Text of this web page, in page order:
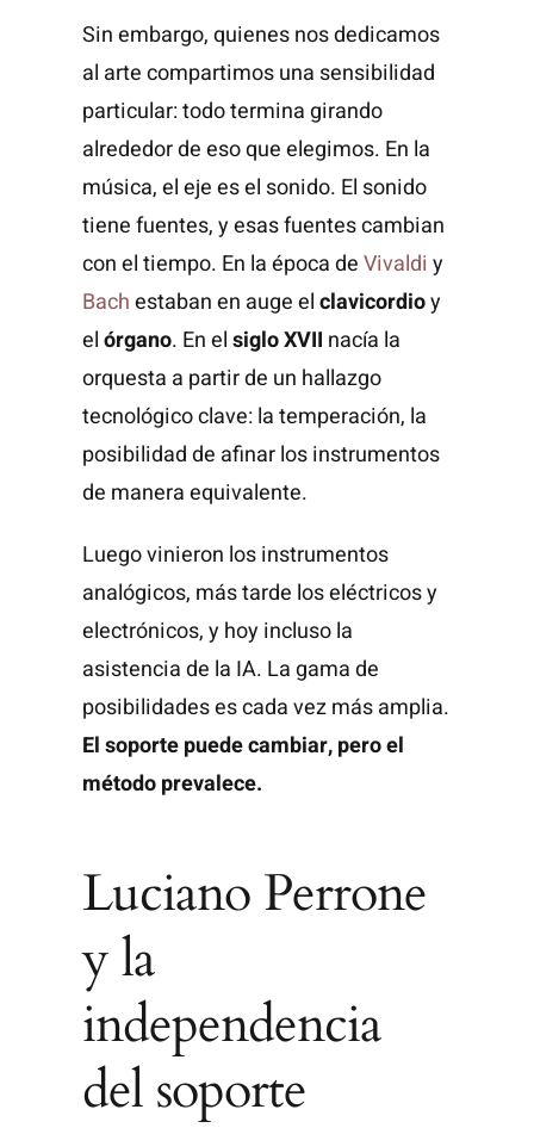
Sin embargo, quienes nos dedicamos
al arte compartimos una sensibilidad
particular: todo termina girando
alrededor de eso que elegimos. En la
música, el eje es el sonido. El sonido
tiene fuentes, y esas fuentes cambian
con el tiempo. En la época deVivaldi y
Bachestaban en auge elclavicordioy
elórgano. En elsiglo XVII nacía la
orquesta a partir de un hallazgo
tecnológico clave: la temperación, la
posibilidad de afinar los instrumentos
de manera equivalente.
Luego vinieron los instrumentos
analógicos, más tarde los eléctricos y
electrónicos, y hoy incluso la
asistencia de la IA. La gama de
posibilidades es cada vez más amplia.
El soporte puede cambiar, pero el
método prevalece.
Luciano Perrone
y la
independencia
del soporte